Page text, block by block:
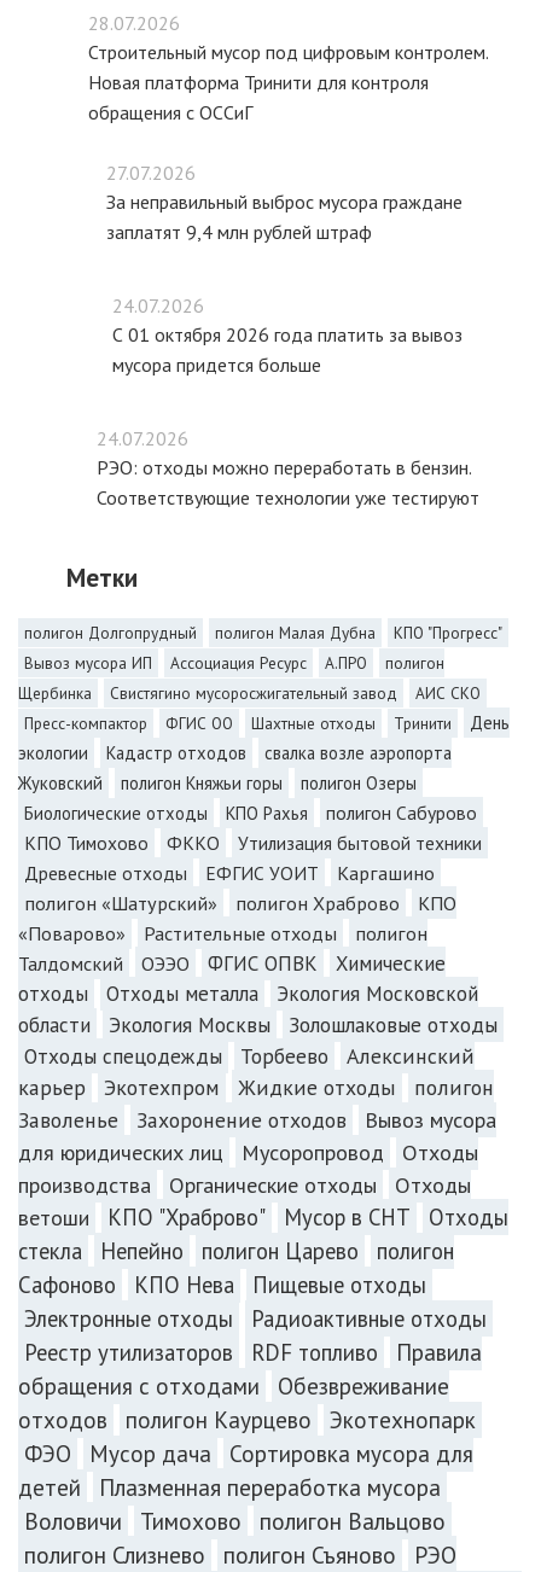
28.07.2026
Строительный мусор под цифровым контролем.
Новая платформа Тринити для контроля
обращения с ОССиГ
27.07.2026
За неправильный выброс мусора граждане
заплатят 9,4 млн рублей штраф
24.07.2026
С 01 октября 2026 года платить за вывоз
мусора придется больше
24.07.2026
РЭО: отходы можно переработать в бензин.
Соответствующие технологии уже тестируют
Метки
полигон Долгопрудный полигон Малая Дубна
КПО "Прогресс"
Вывоз мусора ИП
Ассоциация Ресурс А.ПРО
полигон
Щербинка
Свистягино мусоросжигательный завод
АИС СКО
Пресс-компактор
ФГИС ОО Шахтные отходы Тринити
День
экологии
Кадастр отходов
свалка возле аэропорта
Жуковский
полигон Княжьи горы
полигон Озеры
Биологические отходы
КПО Рахья
полигон Сабурово
КПО Тимохово
ФККО
Утилизация бытовой техники
Древесные отходы
ЕФГИС УОИТ
Каргашино
полигон «Шатурский»
полигон Храброво
КПО
«Поварово»
Растительные отходы
полигон
Талдомский
ОЭЭО ФГИС ОПВК
Химические
отходы
Отходы металла
Экология Московской
области
Экология Москвы
Золошлаковые отходы
Отходы спецодежды
Торбеево
Алексинский
карьер
Экотехпром Жидкие отходы
полигон
Заволенье
Захоронение отходов
Вывоз мусора
для юридических лиц
Мусоропровод
Отходы
производства
Органические отходы
Отходы
ветоши
КПО "Храброво" Мусор в СНТ
Отходы
стекла
Непейно полигон Царево
полигон
Сафоново
КПО Нева
Пищевые отходы
Электронные отходы
Радиоактивные отходы
Реестр утилизаторов
RDF топливо
Правила
обращения с отходами
Обезвреживание
отходов
полигон Каурцево
Экотехнопарк
ФЭО
Мусор дача
Сортировка мусора для
детей
Плазменная переработка мусора
Воловичи
Тимохово
полигон Вальцово
полигон Слизнево
полигон Съяново
РЭО